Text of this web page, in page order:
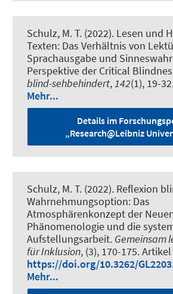
Schulz, M. T. (2022). Lesen und
Texten: Das Verhältnis von
Sprachausgabe und
Perspektive der Critical
blind-sehbehindert,142(1), 19-
Mehr...
Details im
„Research@Leibniz
Schulz, M. T. (2022). Reflexion
Wahrnehmungsoption: Das
Atmosphärenkonzept der
Phänomenologie und die
Aufstellungsarbeit. Gemeinsam
für Inklusion, (3), 170-175.
https://doi.org/10.3262/
Mehr...